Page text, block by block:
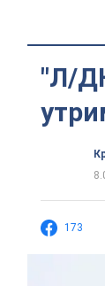
"Л/
173